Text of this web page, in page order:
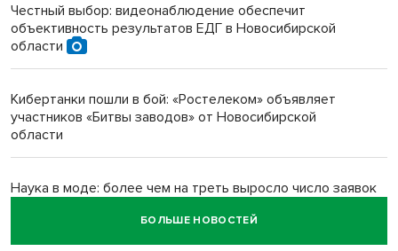
Новосибирский преподаватель с женой вошли в топ-16
многодетных в России
Обновлённое отделение ВТБ открылось в Искитиме
Честный выбор: видеонаблюдение обеспечит
объективность результатов ЕДГ в Новосибирской
области
Кибертанки пошли в бой: «Ростелеком» объявляет
участников «Битвы заводов» от Новосибирской
области
Наука в моде: более чем на треть выросло число заявок
БОЛЬШЕ НОВОСТЕЙ